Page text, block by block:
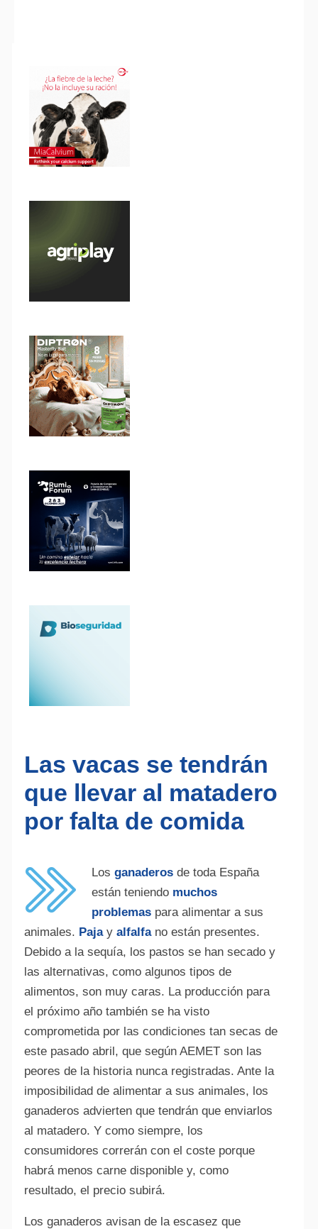
Las vacas se tendrán
que llevar al matadero
por falta de comida
Los ganaderosde toda España
están teniendo muchos
problemaspara alimentar a sus
animales. Paja y alfalfano están presentes.
Debido a la sequía, los pastos se han secado y
las alternativas, como algunos tipos de
alimentos, son muy caras. La producción para
el próximo año también se ha visto
comprometida por las condiciones tan secas de
este pasado abril, que según AEMET son las
peores de la historia nunca registradas. Ante la
imposibilidad de alimentar a sus animales, los
ganaderos advierten que tendrán que enviarlos
al matadero. Y como siempre, los
consumidores correrán con el coste porque
habrá menos carne disponible y, como
resultado, el precio subirá.
Los ganaderos avisan de la escasez que